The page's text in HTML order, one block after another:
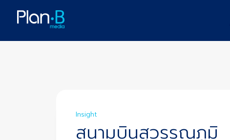
Insight
สนามบินสุวรรณภูมิ